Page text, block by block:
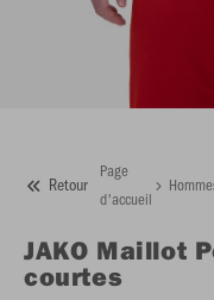
Retour
Page
d'accueil
JAKO Maillot
courtes